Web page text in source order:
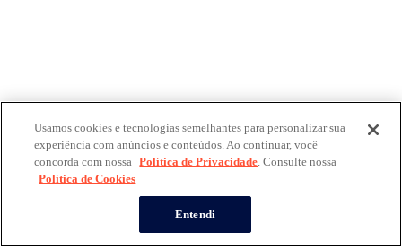
Usamos cookies e tecnologias semelhantes para personalizar sua
experiência com anúncios e conteúdos. Ao continuar, você
concorda com nossa Política de Privacidade. Consulte nossa
Política de Cookies
Entendi